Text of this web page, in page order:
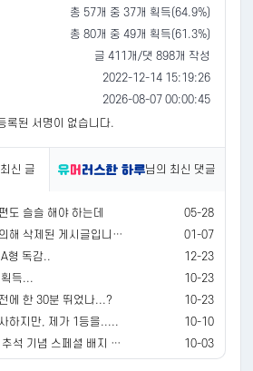
총 57개 중 37개 획득(64.9%)
총 80개 중 49개 획득(61.3%)
글 411개/댓 898개 작성
2022-12-14 15:19:26
2026-08-07 00:00:45
록된 서명이 없습니다.
신 글 님의 최신 댓글
도 슬슬 해야 하는데
05-28
운영자에 의해 삭제된 게시글입니다.
01-07
형 독감..
12-23
득...
10-23
에 한 30분 뛰었나...?
10-23
하지만, 제가 1등을.....
10-10
2025년도 추석 기념 스페셜 배지 및 포인트 / 경험치 지급 안내 10-03